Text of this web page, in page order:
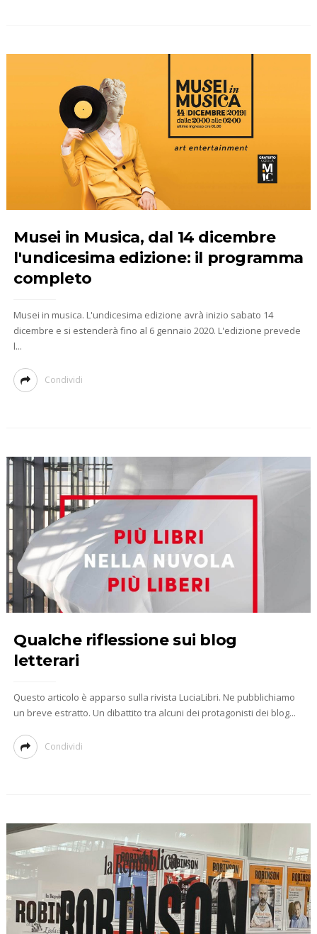
Musei in Musica, dal 14 dicembre
l'undicesima edizione: il programma
completo
Musei in musica. L'undicesima edizione avrà inizio sabato 14
dicembre e si estenderà fino al 6 gennaio 2020. L'edizione prevede
l...
Condividi
Qualche riflessione sui blog
letterari
Questo articolo è apparso sulla rivista LuciaLibri. Ne pubblichiamo
un breve estratto. Un dibattito tra alcuni dei protagonisti dei blog...
Condividi